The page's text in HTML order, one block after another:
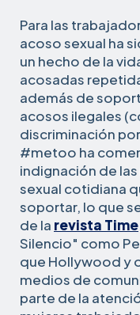
Para las
acoso sexual ha
un hecho de la
acosadas
además de
acosos ilegales
discriminación
#metoo ha
indignación de
sexual cotidiana
soportar, lo que
de la revista Time
Silencio" como
que Hollywood y
medios de
parte de la